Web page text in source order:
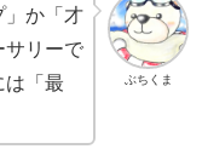
ぶちくま
」か「才
サリーで
は「最